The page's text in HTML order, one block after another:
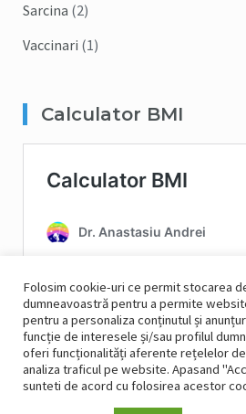
Sarcina (2)
Vaccinari (1)
Calculator BMI
Folosim cookie-uri ce permit stocarea
dumneavoastră pentru a permite
pentru a personaliza conținutul și
funcție de interesele și/sau profilul
oferi funcționalități aferente rețelelor
analiza traficul pe website. Apasand
sunteti de acord cu folosirea acestor